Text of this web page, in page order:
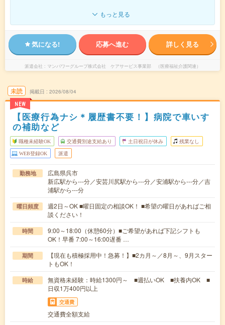
もっと見る
気になる! 応募へ進む 詳しく見る
派遣会社 マンパワーグループ株式会社 ケアサービス事業部 （医療福祉介護関連）
未読
NEW
掲載日 2026/08/04
【医療行為ナシ＊履歴書不要！】病院で車いす
の補助など
職種未経験OK 交通費別途支給あり 土日祝日が休み 残業なし
WEB登録OK 派遣
勤務地
広島県呉市
新広駅から---分／安芸川尻駅から---分／安浦駅から---分／吉
浦駅から---分
曜日頻度
週2日～OK ■曜日固定の相談OK！ ■希望の曜日があればご相
談ください！
時間
9:00～18:00（休憩60分）■ご希望があれば下記シフトも
OK！早番 7:00～16:00遅番 …
期間
【現在も積極採用中！急募！】■2カ月～／8月～、9月スター
トもOK！
時給
無資格未経験：時給1300円～ ■週払いOK ■扶養内OK ■
日収1万400円以上
交通費
交通費全額支給